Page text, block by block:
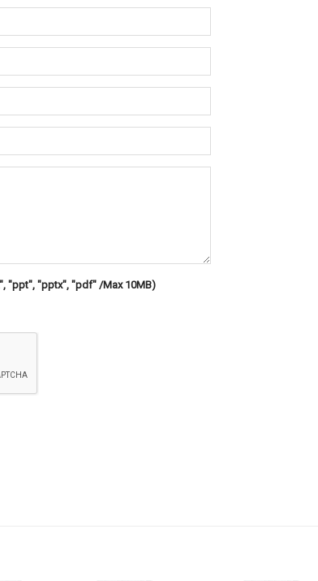
"ppt", "pptx", "pdf" /Max 10MB)